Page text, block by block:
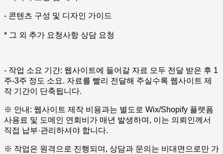
- 콘텐츠 구성 및 디자인 가이드
* 그 외 추가 요청사항 상담 요청
- 작업 소요 기간: 웹사이트에 들어갈 자료 모두 전달 받은 후 1
주-3주 정도 소요. 자료를 빨리 전달해 주실수록 웹사이트 제
작 기간이 단축됩니다.
※ 안내: 웹사이트 제작 비용과는 별도로 Wix/Shopify 플랫폼
사용료 및 도메인 연회비가 매년 발생하며, 이는 의뢰인께서
직접 납부·관리하셔야 합니다.
※ 작업은 원격으로 진행되며, 상담과 문의는 비대면으로만 가